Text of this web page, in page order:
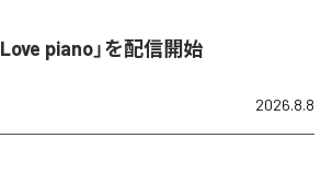
piano」を配信開始
2026.8.8